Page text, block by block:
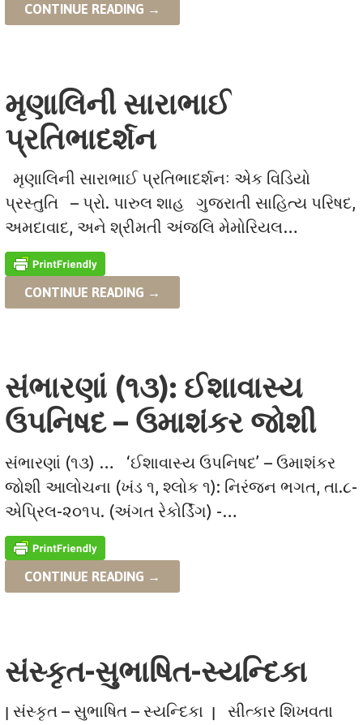
CONTINUE READING →
મૃણાલિની સારાભાઈ
પ્રતિભાદર્શન
મૃણાલિની સારાભાઈ પ્રતિભાદર્શનઃ એક વિડિયો
પ્રસ્તુતિ – પ્રો. પારુલ શાહ ગુજરાતી સાહિત્ય પરિષદ,
અમદાવાદ, અને શ્રીમતી અંજલિ મેમોરિયલ…
CONTINUE READING →
સંભારણાં (૧૩): ઈશાવાસ્ય
ઉપનિષદ – ઉમાશંકર જોશી
સંભારણાં (૧૩) … ‘ઈશાવાસ્ય ઉપનિષદ’ – ઉમાશંકર
જોશી આલોચના (ખંડ ૧, શ્લોક ૧): નિરંજન ભગત, તા.૮-
એપ્રિલ-૨૦૧૫. (અંગત રેકોર્ડિંગ) -…
CONTINUE READING →
સંસ્કૃત-સુભાષિત-સ્યન્દિકા
ן સંસ્કૃત – સુભાષિત – સ્યન્દિકા ן સીત્કાર શિખવતા